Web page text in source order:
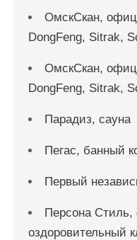
ОмскСкан,
DongFeng, Sitrak,
ОмскСкан,
DongFeng, Sitrak,
Парадиз, сауна
Пегас, банный
Первый
Персона Стиль,
оздоровительный